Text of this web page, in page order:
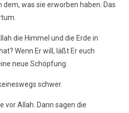
dem, was sie erworben haben. Das
die Himmel und die Erde in
Wenn Er will, läßt Er euch
neue Schöpfung.
schwer.
vor Allah. Dann sagen die